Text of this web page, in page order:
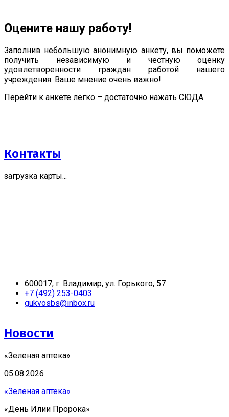
Оцените нашу работу!
Заполнив небольшую анонимную анкету, вы поможете
получить независимую и честную оценку
удовлетворенности граждан работой нашего
учреждения. Ваше мнение очень важно!
Перейти к анкете легко – достаточно нажать СЮДА.
Контакты
загрузка карты...
600017, г. Владимир, ул. Горького, 57
+7 (492) 253-0403
gukvosbs@inbox.ru
Новости
«Зеленая аптека»
05.08.2026
«Зеленая аптека»
«День Илии Пророка»